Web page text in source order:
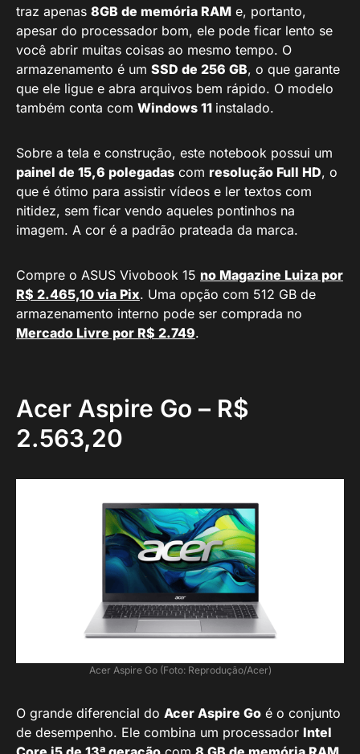
traz apenas 8GB de memória RAM e, portanto,
apesar do processador bom, ele pode ficar lento se
você abrir muitas coisas ao mesmo tempo. O
armazenamento é um SSD de 256 GB, o que garante
que ele ligue e abra arquivos bem rápido. O modelo
também conta com Windows 11 instalado.
Sobre a tela e construção, este notebook possui um
painel de 15,6 polegadas com resolução Full HD, o
que é ótimo para assistir vídeos e ler textos com
nitidez, sem ficar vendo aqueles pontinhos na
imagem. A cor é a padrão prateada da marca.
Compre o ASUS Vivobook 15 no Magazine Luiza por
R$ 2.465,10 via Pix. Uma opção com 512 GB de
armazenamento interno pode ser comprada no
Mercado Livre por R$ 2.749.
Acer Aspire Go – R$
2.563,20
Acer Aspire Go (Foto: Reprodução/Acer)
O grande diferencial do Acer Aspire Go é o conjunto
de desempenho. Ele combina um processador Intel